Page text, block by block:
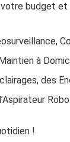
budget
à
des
!